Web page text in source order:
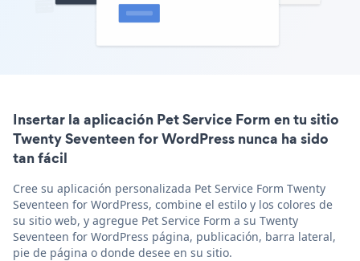
Insertar la aplicación Pet Service Form en tu sitio
Twenty Seventeen for WordPress nunca ha sido
tan fácil
Cree su aplicación personalizada Pet Service Form Twenty
Seventeen for WordPress, combine el estilo y los colores de
su sitio web, y agregue Pet Service Form a su Twenty
Seventeen for WordPress página, publicación, barra lateral,
pie de página o donde desee en su sitio.